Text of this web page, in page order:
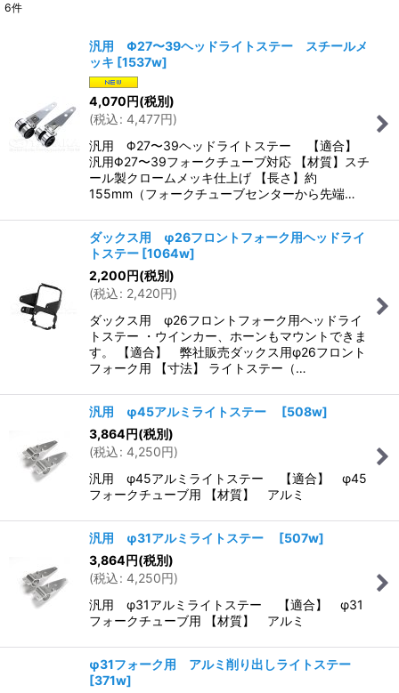
並び順:
絞り込む
6件
汎用 Φ27〜39ヘッドライトステー スチールメ
ッキ [1537w]
4,070円(税別)
(税込: 4,477円)
汎用 Φ27〜39ヘッドライトステー 【適合】
汎用Φ27〜39フォークチューブ対応 【材質】スチ
ール製クロームメッキ仕上げ 【長さ】約
155mm（フォークチューブセンターから先端…
ダックス用 φ26フロントフォーク用ヘッドライ
トステー [1064w]
2,200円(税別)
(税込: 2,420円)
ダックス用 φ26フロントフォーク用ヘッドライ
トステー ・ウインカー、ホーンもマウントできま
す。 【適合】 弊社販売ダックス用φ26フロント
フォーク用 【寸法】 ライトステー（…
汎用 φ45アルミライトステー [508w]
3,864円(税別)
(税込: 4,250円)
汎用 φ45アルミライトステー 【適合】 φ45
フォークチューブ用 【材質】 アルミ
汎用 φ31アルミライトステー [507w]
3,864円(税別)
(税込: 4,250円)
汎用 φ31アルミライトステー 【適合】 φ31
フォークチューブ用 【材質】 アルミ
φ31フォーク用 アルミ削り出しライトステー
[371w]